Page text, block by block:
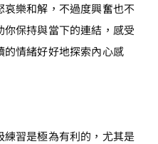
樂和解，不過度興奮也不
保持與當下的連結，感受
情緒好好地探索內心感
練習是極為有利的，尤其是